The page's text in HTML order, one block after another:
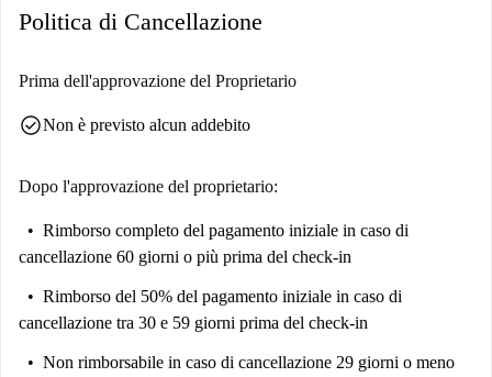
Politica di Cancellazione
Prima dell'approvazione del Proprietario
check_circleNon è previsto alcun addebito
Dopo l'approvazione del proprietario:
Rimborso completo del pagamento iniziale in caso di
cancellazione 60 giorni o più prima del check-in
Rimborso del 50% del pagamento iniziale in caso di
cancellazione tra 30 e 59 giorni prima del check-in
Non rimborsabile in caso di cancellazione 29 giorni o meno